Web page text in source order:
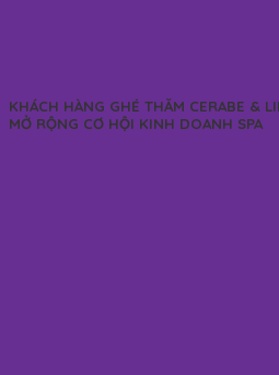
KHÁCH HÀNG GHÉ THĂM CERABE &
MỞ RỘNG CƠ HỘI KINH DOANH SPA